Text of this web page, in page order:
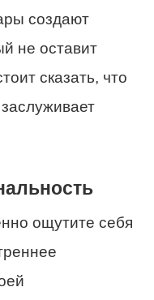
создают
не оставит
сказать, что
ощутите себя